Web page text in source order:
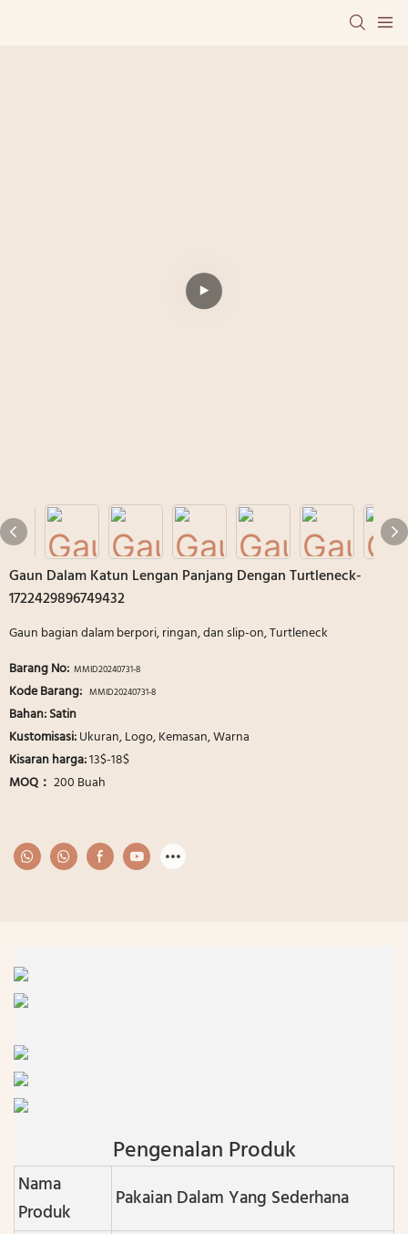
Gaun Dalam Katun Lengan Panjang Dengan Turtleneck-
1722429896749432
Gaun bagian dalam berpori, ringan, dan slip-on, Turtleneck
Barang No: MMID20240731-8
Kode Barang: MMID20240731-8
Bahan: Satin
Kustomisasi:Ukuran, Logo, Kemasan, Warna
Kisaran harga:13$-18$
MOQ： 200 Buah
Pengenalan Produk
Nama
Produk
Pakaian Dalam Yang Sederhana